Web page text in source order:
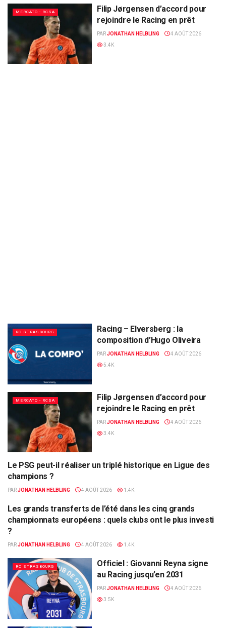
MERCATO - RCSA
Filip Jørgensen d’accord pour
rejoindre le Racing en prêt
PARJONATHAN HELBLING
4 AOÛT 2026
3.4K
RC STRASBOURG
Racing – Elversberg : la
composition d’Hugo Oliveira
PARJONATHAN HELBLING
4 AOÛT 2026
5.4K
MERCATO - RCSA
Filip Jørgensen d’accord pour
rejoindre le Racing en prêt
PARJONATHAN HELBLING
4 AOÛT 2026
3.4K
ALSA'SPORTS
Le PSG peut-il réaliser un triplé historique en Ligue des
champions ?
PARJONATHAN HELBLING 4 AOÛT 2026 1.4K
ALSA'SPORTS
Les grands transferts de l’été dans les cinq grands
championnats européens : quels clubs ont le plus investi
?
PARJONATHAN HELBLING 4 AOÛT 2026 1.4K
RC STRASBOURG
Officiel : Giovanni Reyna signe
au Racing jusqu’en 2031
PARJONATHAN HELBLING
4 AOÛT 2026
3.5K